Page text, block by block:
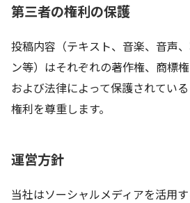
第三者の権利の保護
投稿内容（テキスト、音楽、音声
ン等）はそれぞれの著作権、商標
および法律によって保護されてい
権利を尊重します。
運営方針
当社はソーシャルメディアを活用